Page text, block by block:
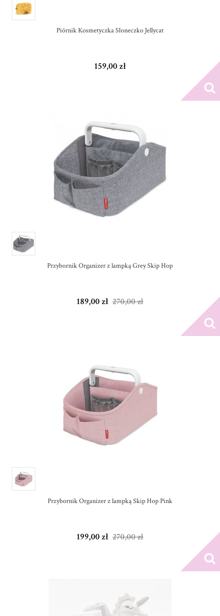
Piórnik Kosmetyczka Słoneczko Jellycat
159,00 zł
Przybornik Organizer z lampką Grey Skip Hop
189,00 zł 270,00 zł
Przybornik Organizer z lampką Skip Hop Pink
199,00 zł 270,00 zł